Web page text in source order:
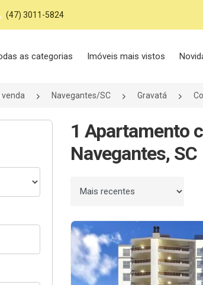
(47) 3011-5824
as categorias Imóveis mais vistos
Navegantes/SC Gravatá
1 Apartamento
Navegantes, SC
Ordenar por